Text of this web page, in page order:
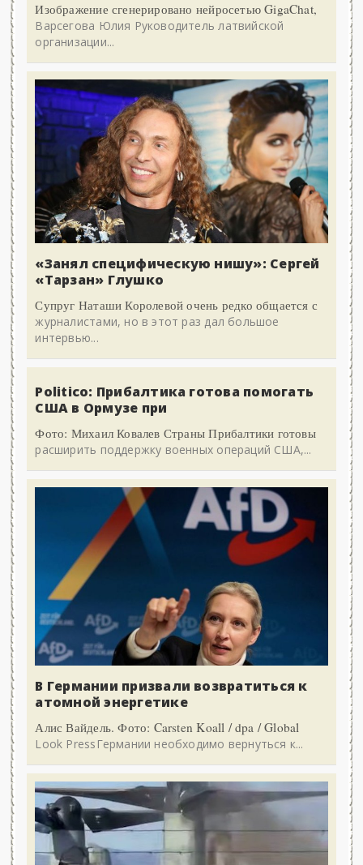
Изображение сгенерировано нейросетью GigaChat,
Варсегова Юлия Руководитель латвийской
организации...
«Занял специфическую нишу»: Сергей
«Тарзан» Глушко
Супруг Наташи Королевой очень редко общается с
журналистами, но в этот раз дал большое
интервью...
Politico: Прибалтика готова помогать
США в Ормузе при
Фото: Михаил Ковалев Страны Прибалтики готовы
расширить поддержку военных операций США,...
В Германии призвали возвратиться к
атомной энергетике
Алис Вайдель. Фото: Carsten Koall / dpa / Global
Look PressГермании необходимо вернуться к...